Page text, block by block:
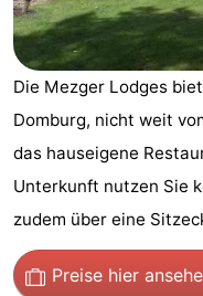
Strand
Übernachten
Appartements
Park
-
Wijngaerde
Ferienhäuser
Die Mezger Lodges
Domburg, nicht weit
das hauseigene
Unterkunft nutzen Sie
zudem über eine
Preise hier